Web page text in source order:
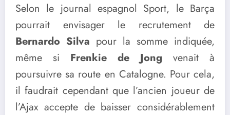
Selon le journal espagnol Sport, le Barça
pourrait envisager le recrutement de
Bernardo Silva pour la somme indiquée,
même si Frenkie de Jong venait à
poursuivre sa route en Catalogne. Pour cela,
il faudrait cependant que l’ancien joueur de
l’Ajax accepte de baisser considérablement